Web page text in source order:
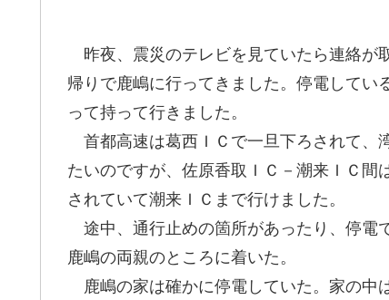
昨夜、震災のテレビを見ていたら連絡が
帰りで鹿嶋に行ってきました。停電して
って持って行きました。
首都高速は葛西ＩＣで一旦下ろされて、
たいのですが、佐原香取ＩＣ－潮来ＩＣ
されていて潮来ＩＣまで行けました。
途中、通行止めの箇所があったり、停電
鹿嶋の両親のところに着いた。
鹿嶋の家は確かに停電していた。家の中